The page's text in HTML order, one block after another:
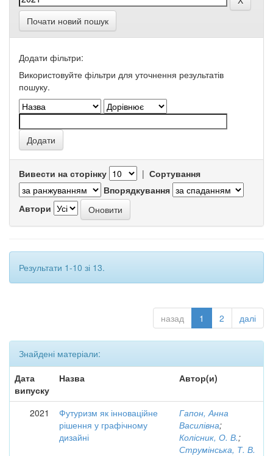
Почати новий пошук
Додати фільтри:
Використовуйте фільтри для уточнення результатів
пошуку.
Вивести на сторінку | Сортування
Впорядкування
Автори
Результати 1-10 зі 13.
назад 1 2 далі
Знайдені матеріали:
Дата
випуску
Назва Автор(и)
2021
Футуризм як інноваційне
рішення у графічному
дизайні
Гапон, Анна
Василівна;
Колісник, О. В.;
Струмінська, Т. В.